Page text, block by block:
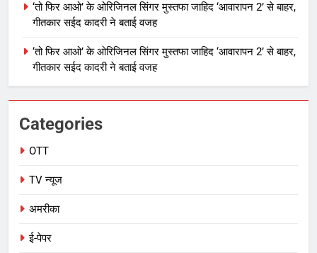
‘तो फिर आओ’ के ओरिजिनल सिंगर मुस्तफा जाहिद ‘आवारापन 2’ से बाहर,
गीतकार सईद कादरी ने बताई वजह
‘तो फिर आओ’ के ओरिजिनल सिंगर मुस्तफा जाहिद ‘आवारापन 2’ से बाहर,
गीतकार सईद कादरी ने बताई वजह
Categories
OTT
TV न्यूज
अमरीका
ई-पेपर